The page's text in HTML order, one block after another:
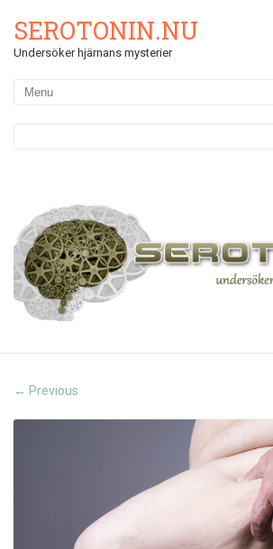
SEROTONIN.NU
Undersöker hjärnans mysterier
← Previous